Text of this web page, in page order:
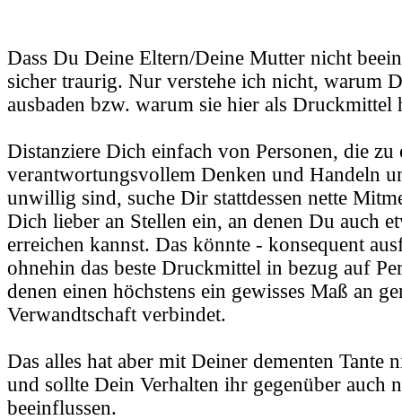
Dass Du Deine Eltern/Deine Mutter nicht
sicher traurig. Nur verstehe ich nicht, warum
ausbaden bzw. warum sie hier als Druckmittel
Distanziere Dich einfach von Personen, die zu
verantwortungsvollem Denken und Handeln
unwillig sind, suche Dir stattdessen nette
Dich lieber an Stellen ein, an denen Du auch
erreichen kannst. Das könnte - konsequent
ohnehin das beste Druckmittel in bezug auf
denen einen höchstens ein gewisses Maß an
Verwandtschaft verbindet.
Das alles hat aber mit Deiner dementen Tante
und sollte Dein Verhalten ihr gegenüber auch
beeinflussen.